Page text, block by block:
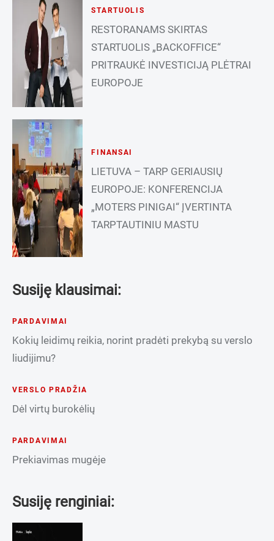
STARTUOLIS
RESTORANAMS SKIRTAS
STARTUOLIS „BACKOFFICE“
PRITRAUKĖ INVESTICIJĄ PLĖTRAI
EUROPOJE
FINANSAI
LIETUVA – TARP GERIAUSIŲ
EUROPOJE: KONFERENCIJA
„MOTERS PINIGAI“ ĮVERTINTA
TARPTAUTINIU MASTU
Susiję klausimai:
PARDAVIMAI
Kokių leidimų reikia, norint pradėti prekybą su verslo
liudijimu?
VERSLO PRADŽIA
Dėl virtų burokėlių
PARDAVIMAI
Prekiavimas mugėje
Susiję renginiai: